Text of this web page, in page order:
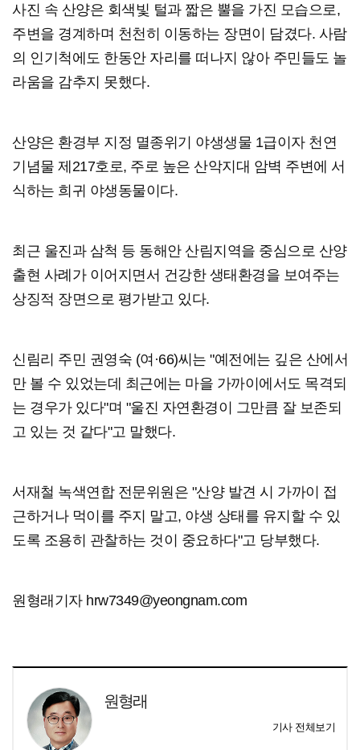
사진 속 산양은 회색빛 털과 짧은 뿔을 가진 모습으로,
주변을 경계하며 천천히 이동하는 장면이 담겼다. 사람
의 인기척에도 한동안 자리를 떠나지 않아 주민들도 놀
라움을 감추지 못했다.
산양은 환경부 지정 멸종위기 야생생물 1급이자 천연
기념물 제217호로, 주로 높은 산악지대 암벽 주변에 서
식하는 희귀 야생동물이다.
최근 울진과 삼척 등 동해안 산림지역을 중심으로 산양
출현 사례가 이어지면서 건강한 생태환경을 보여주는
상징적 장면으로 평가받고 있다.
신림리 주민 권영숙 (여·66)씨는 "예전에는 깊은 산에서
만 볼 수 있었는데 최근에는 마을 가까이에서도 목격되
는 경우가 있다"며 "울진 자연환경이 그만큼 잘 보존되
고 있는 것 같다"고 말했다.
서재철 녹색연합 전문위원은 "산양 발견 시 가까이 접
근하거나 먹이를 주지 말고, 야생 상태를 유지할 수 있
도록 조용히 관찰하는 것이 중요하다"고 당부했다.
원형래기자 hrw7349@yeongnam.com
원형래
기사 전체보기